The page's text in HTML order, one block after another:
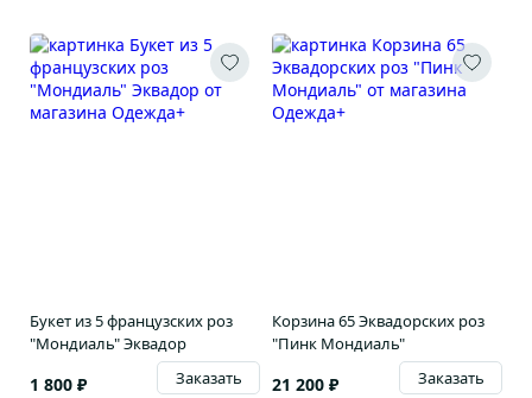
Букет из 5 французских роз
"Мондиаль" Эквадор
1 800 ₽ Заказать
Корзина 65 Эквадорских роз
"Пинк Мондиаль"
21 200 ₽ Заказать